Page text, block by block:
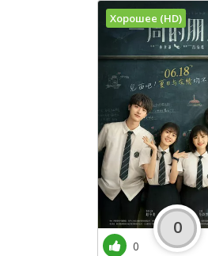
Хорошее (HD)
0
0